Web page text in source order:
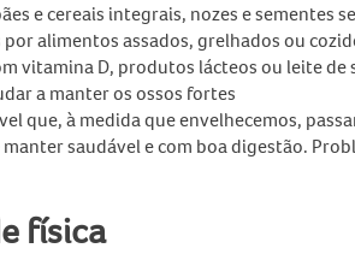
e cereais integrais, nozes e sementes
alimentos assados, grelhados ou
vitamina D, produtos lácteos ou leite de
a manter os ossos fortes
que, à medida que envelhecemos,
saudável e com boa digestão.
física